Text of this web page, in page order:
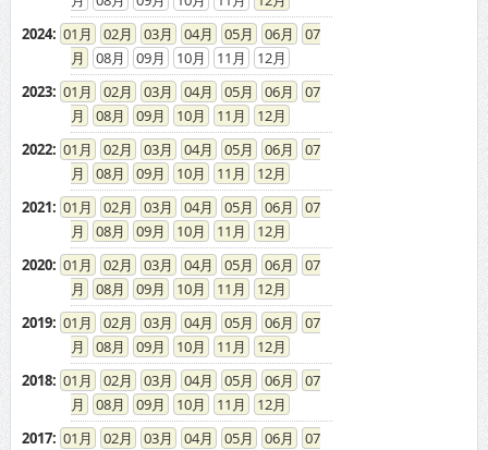
2024: 01 02 03 04 05 06
07
08
09 10 11
12
2023: 01 02 03 04 05 06
07
08
09 10 11
12
2022: 01 02 03 04 05 06
07
08
09 10 11
12
2021: 01 02 03 04 05 06
07
08
09 10 11
12
2020: 01 02 03 04 05 06
07
08
09 10 11
12
2019: 01 02 03 04 05 06
07
08
09 10 11
12
2018: 01 02 03 04 05 06
07
08
09 10 11
12
2017: 01 02 03 04 05 06
07